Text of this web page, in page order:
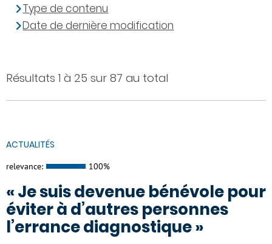
Résultats 1 à 25 sur 87 au total
ACTUALITÉS
relevance: 100%
« Je suis devenue bénévole pour
éviter à d’autres personnes
l’errance diagnostique »
Type de contenu
Date de dernière modification